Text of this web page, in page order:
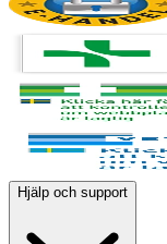
Hjälp och support